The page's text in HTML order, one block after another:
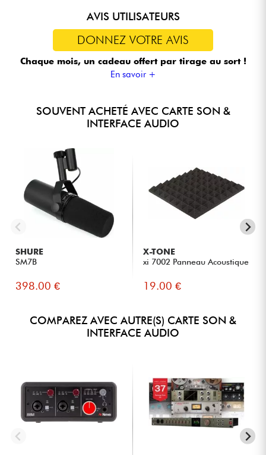
AVIS UTILISATEURS
DONNEZ VOTRE AVIS
Chaque mois, un cadeau offert par tirage au sort !
En savoir +
SOUVENT ACHETÉ AVEC CARTE SON &
INTERFACE AUDIO
SHURE
SM7B
398.00 €
X-TONE
xi 7002 Panneau Acoustique
19.00 €
COMPAREZ AVEC AUTRE(S) CARTE SON &
INTERFACE AUDIO